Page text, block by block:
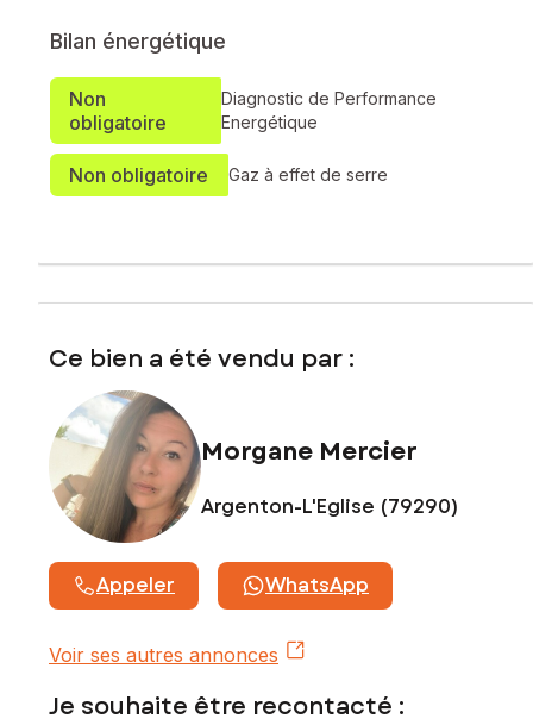
Bilan énergétique
Non
obligatoire
Diagnostic de Performance
Energétique
Non obligatoire Gaz à effet de serre
Ce bien a été vendu par :
Morgane Mercier
Argenton-L'Eglise (79290)
Appeler WhatsApp
Voir ses autres annonces
Je souhaite être recontacté :